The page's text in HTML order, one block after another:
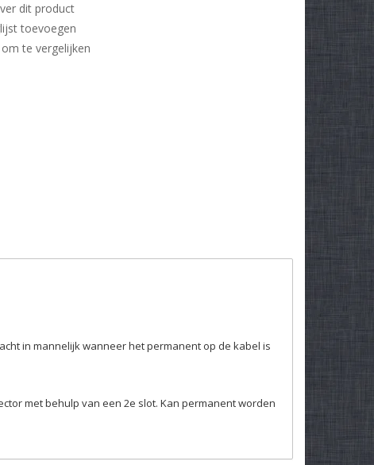
dit product
toevoegen
te vergelijken
in mannelijk wanneer het permanent op de kabel is
met behulp van een 2e slot. Kan permanent worden